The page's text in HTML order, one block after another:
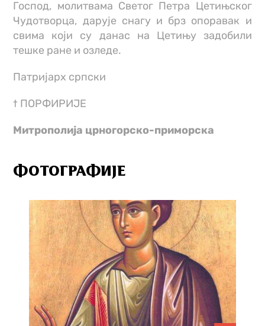
Господ, молитвама Светог Петра Цетињског
Чудотворца, дарује снагу и брз опоравак и
свима који су данас на Цетињу задобили
тешке ране и озледе.
Патријарх српски
† ПОРФИРИЈЕ
Митрополија црногорско-приморска
ФОТОГРАФИЈЕ